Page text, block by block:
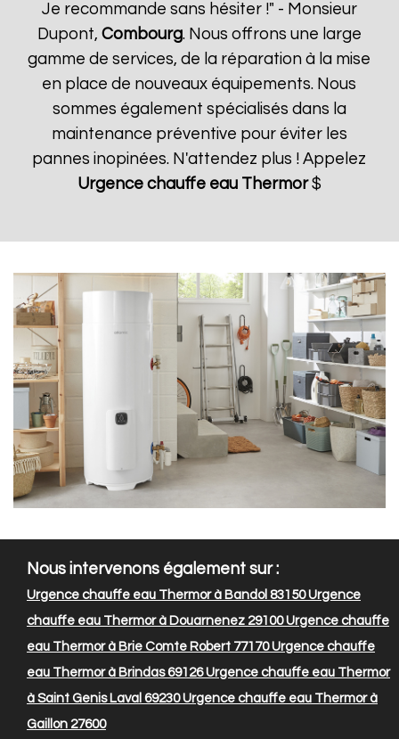
Je recommande sans hésiter !" - Monsieur
Dupont, Combourg. Nous offrons une large
gamme de services, de la réparation à la mise
en place de nouveaux équipements. Nous
sommes également spécialisés dans la
maintenance préventive pour éviter les
pannes inopinées. N'attendez plus ! Appelez
Urgence chauffe eau Thermor$
Nous intervenons également sur :
Urgence chauffe eau Thermor à Bandol 83150Urgence
chauffe eau Thermor à Douarnenez 29100Urgence chauffe
eau Thermor à Brie Comte Robert 77170Urgence chauffe
eau Thermor à Brindas 69126Urgence chauffe eau Thermor
à Saint Genis Laval 69230Urgence chauffe eau Thermor à
Gaillon 27600